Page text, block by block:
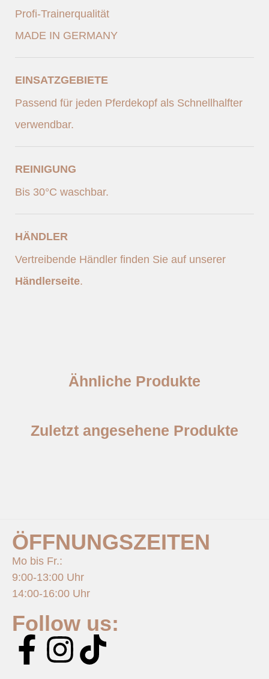
Profi-Trainerqualität
MADE IN GERMANY
EINSATZGEBIETE
Passend für jeden Pferdekopf als Schnellhalfter
verwendbar.
REINIGUNG
Bis 30°C waschbar.
HÄNDLER
Vertreibende Händler finden Sie auf unserer
Händlerseite.
Ähnliche Produkte
Zuletzt angesehene Produkte
ÖFFNUNGSZEITEN
Mo bis Fr.:
9:00-13:00 Uhr
14:00-16:00 Uhr
Follow us: